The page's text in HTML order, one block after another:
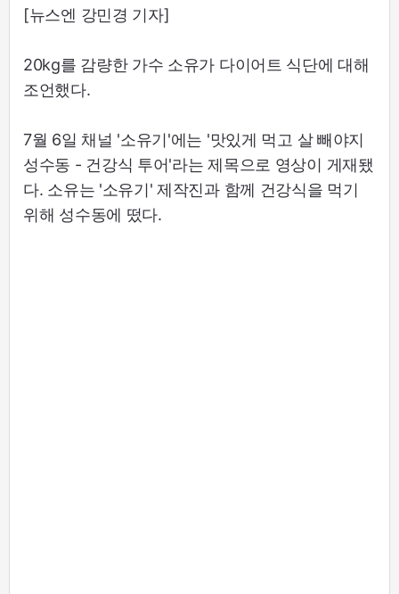
[뉴스엔 강민경 기자]
20kg를 감량한 가수 소유가 다이어트 식단에 대해
조언했다.
7월 6일 채널 '소유기'에는 '맛있게 먹고 살 빼야지
성수동 - 건강식 투어'라는 제목으로 영상이 게재됐
다. 소유는 '소유기' 제작진과 함께 건강식을 먹기
위해 성수동에 떴다.